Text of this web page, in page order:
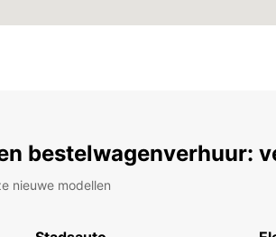
bestelwagenverhuur:
nieuwe modellen